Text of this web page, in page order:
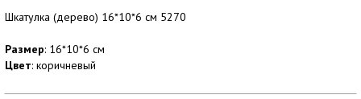
Шкатулка (дерево) 16*10*6 см 5270
Размер: 16*10*6 см
Цвет: коричневый